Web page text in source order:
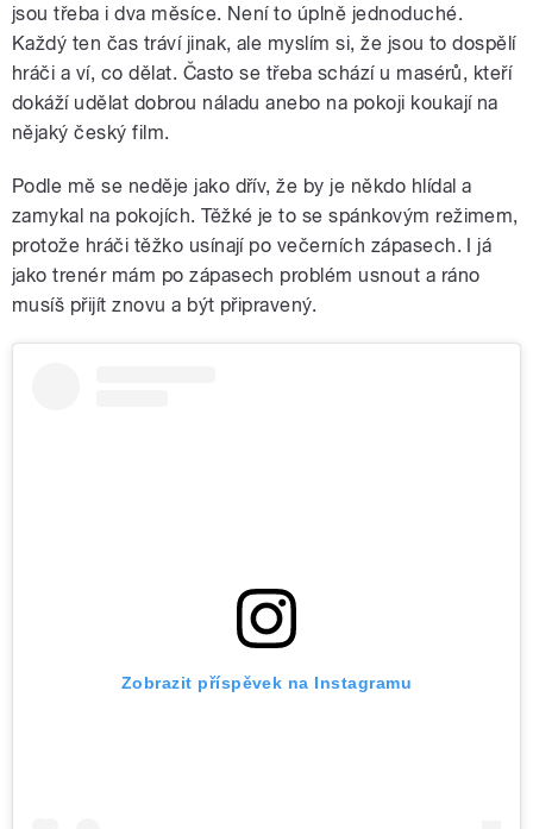
jsou třeba i dva měsíce. Není to úplně jednoduché.
Každý ten čas tráví jinak, ale myslím si, že jsou to dospělí
hráči a ví, co dělat. Často se třeba schází u masérů, kteří
dokáží udělat dobrou náladu anebo na pokoji koukají na
nějaký český film.
Podle mě se neděje jako dřív, že by je někdo hlídal a
zamykal na pokojích. Těžké je to se spánkovým režimem,
protože hráči těžko usínají po večerních zápasech. I já
jako trenér mám po zápasech problém usnout a ráno
musíš přijít znovu a být připravený.
Zobrazit příspěvek na Instagramu